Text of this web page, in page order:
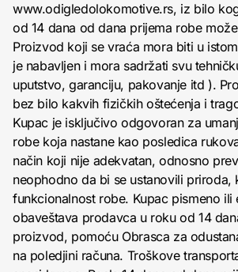
www.odigledolokomotive.rs, iz bilo
od 14 dana od dana prijema robe
Proizvod koji se vraća mora biti u
je nabavljen i mora sadržati svu
uputstvo, garanciju, pakovanje itd ).
bez bilo kakvih fizičkih oštećenja i
Kupac je isključivo odgovoran za
robe koja nastane kao posledica
način koji nije adekvatan, odnosno
neophodno da bi se ustanovili priroda,
funkcionalnost robe. Kupac pismeno ili
obaveštava prodavca u roku od 14
proizvod, pomoću Obrasca za
na poledjini računa. Troškove